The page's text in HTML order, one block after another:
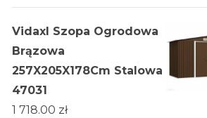
Vidaxl Szopa Ogrodowa
Brązowa
257X205X178Cm Stalowa
47031
1 718.00 zł